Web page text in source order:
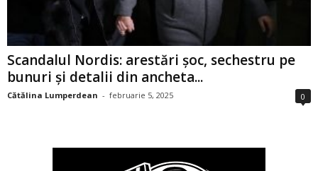
Scandalul Nordis: arestări șoc, sechestru pe
bunuri și detalii din ancheta...
Cătălina Lumperdean - februarie 5, 2025 0